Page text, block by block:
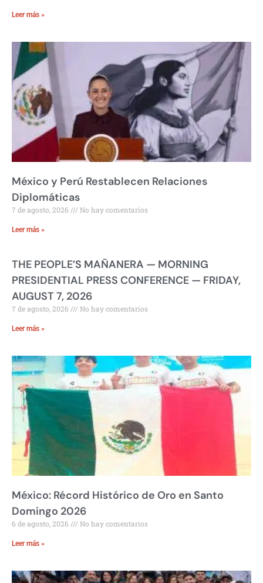
Leer más »
México y Perú Restablecen Relaciones
Diplomáticas
7 de agosto, 2026 No hay comentarios
Leer más »
THE PEOPLE’S MAÑANERA — MORNING
PRESIDENTIAL PRESS CONFERENCE — FRIDAY,
AUGUST 7, 2026
7 de agosto, 2026 No hay comentarios
Leer más »
México: Récord Histórico de Oro en Santo
Domingo 2026
6 de agosto, 2026 No hay comentarios
Leer más »